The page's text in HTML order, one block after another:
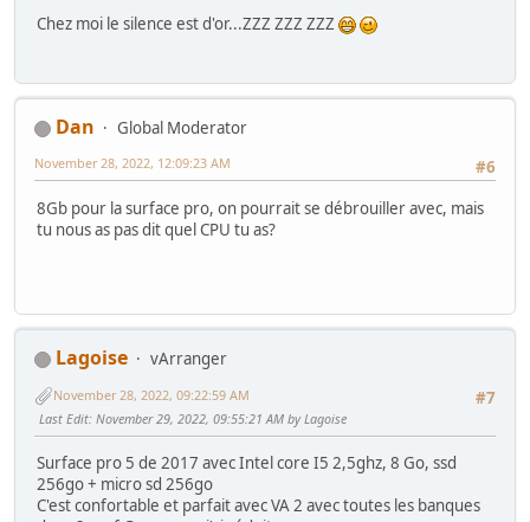
Chez moi le silence est d'or...ZZZ ZZZ ZZZ
Dan
Global Moderator
#6
November 28, 2022, 12:09:23 AM
8Gb pour la surface pro, on pourrait se débrouiller avec, mais
tu nous as pas dit quel CPU tu as?
Lagoise
vArranger
#7
November 28, 2022, 09:22:59 AM
Last Edit: November 29, 2022, 09:55:21 AM by Lagoise
Surface pro 5 de 2017 avec Intel core I5 2,5ghz, 8 Go, ssd
256go + micro sd 256go
C'est confortable et parfait avec VA 2 avec toutes les banques